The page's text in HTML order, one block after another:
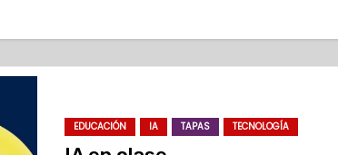
EDUCACIÓN IA TAPAS TECNOLOGÍA